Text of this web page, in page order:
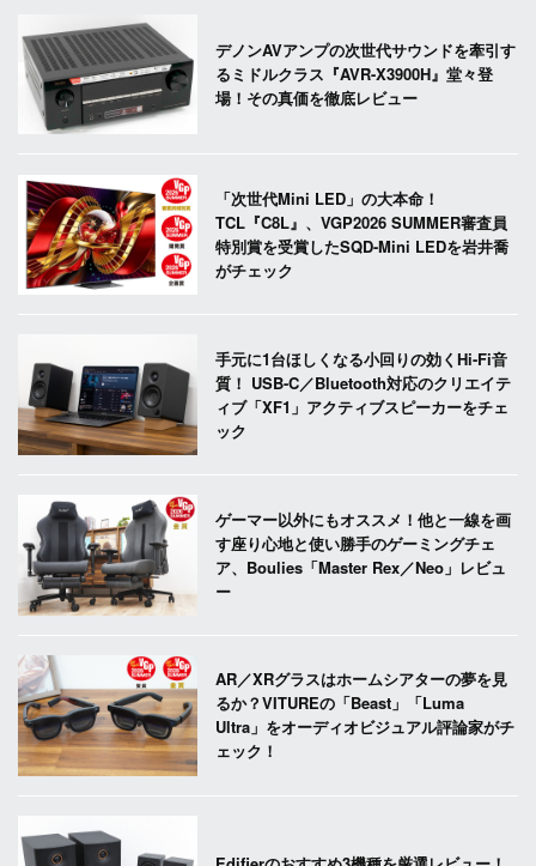
デノンAVアンプの次世代サウンドを牽引す
るミドルクラス『AVR-X3900H』堂々登
場！その真価を徹底レビュー
「次世代Mini LED」の大本命！
TCL『C8L』、VGP2026 SUMMER審査員
特別賞を受賞したSQD-Mini LEDを岩井喬
がチェック
手元に1台ほしくなる小回りの効くHi-Fi音
質！ USB-C／Bluetooth対応のクリエイテ
ィブ「XF1」アクティブスピーカーをチェ
ック
ゲーマー以外にもオススメ！他と一線を画
す座り心地と使い勝手のゲーミングチェ
ア、Boulies「Master Rex／Neo」レビュ
ー
AR／XRグラスはホームシアターの夢を見
るか？VITUREの「Beast」「Luma
Ultra」をオーディオビジュアル評論家がチ
ェック！